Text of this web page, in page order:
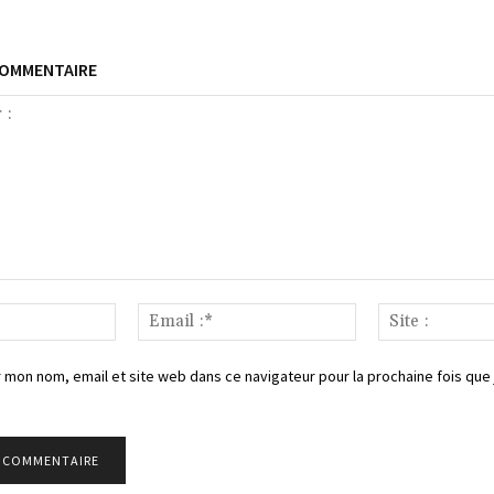
Nom
:*
Email
:*
nom, email et site web dans ce navigateur pour la prochaine fois que